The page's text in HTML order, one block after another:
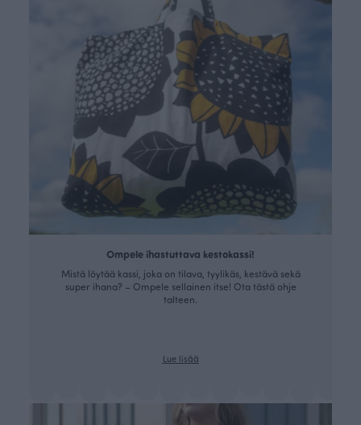
Ompele ihastuttava kestokassi!
Mistä löytää kassi, joka on tilava, tyylikäs, kestävä sekä
super ihana? – Ompele sellainen itse! Ota tästä ohje
talteen.
Lue lisää